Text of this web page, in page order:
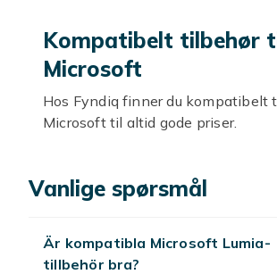
Kompatibelt tilbehør
Microsoft
Hos Fyndiq finner du kompatibelt
Microsoft til altid gode priser.
Kompatible deksler til Microsoft
Skjermbeskyttere
Vanlige spørsmål
Är kompatibla Microsoft Lumia-
tillbehör bra?